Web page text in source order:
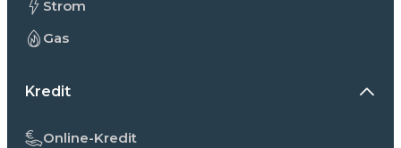
Strom
Gas
Kredit
Online-Kredit